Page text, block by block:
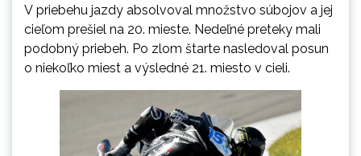
V priebehu jazdy absolvoval množstvo súbojov a jej
cieľom prešiel na 20. mieste. Nedeľné preteky mali
podobný priebeh. Po zlom štarte nasledoval posun
o niekoľko miest a výsledné 21. miesto v cieli.